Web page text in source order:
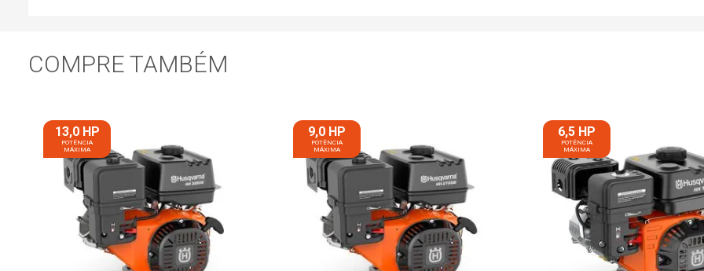
COMPRE TAMBÉM
13,0 HP 9,0 HP 6,5 HP